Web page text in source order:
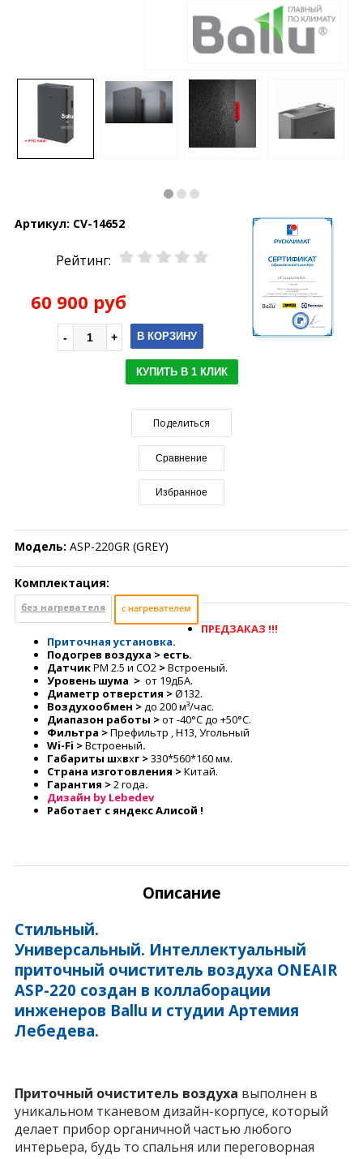
Артикул: CV-14652
Рейтинг:
60 900 руб
В КОРЗИНУ
КУПИТЬ В 1 КЛИК
Поделиться
Сравнение
Избранное
Модель: ASP-220GR (GREY)
Комплектация:
без нагревателя с нагревателем
ПРЕДЗАКАЗ !!!
Приточная установка.
Подогрев воздуха > есть.
ДатчикPM 2.5 и СО2 >Встроеный.
Уровень шума > от 19дБА.
Диаметр отверстия >Ø132.
Воздухообмен >до 200 м³/час.
Диапазон работы >от -40°С до +50°С.
Фильтра >Префильтр , H13, Угольный
Wi-Fi >Встроеный.
Габариты шхвхг >330*560*160 мм.
Страна изготовления >Китай.
Гарантия >2 года.
Дизайн by Lebedev
Работает с яндекс Алисой !
Описание
Стильный.
Универсальный. Интеллектуальный
приточный очиститель воздуха ONEAIR
ASP-220 создан в коллаборации
инженеров Ballu и студии Артемия
Лебедева.
Приточный очиститель воздуха выполнен в
уникальном тканевом дизайн-корпусе, который
делает прибор органичной частью любого
интерьера, будь то спальня или переговорная